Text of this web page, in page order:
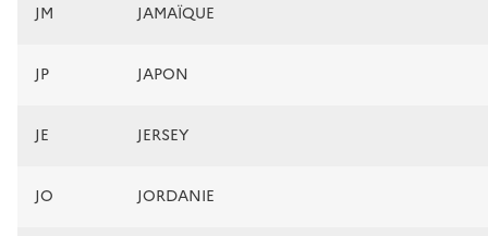
JM JAMAÏQUE
JP JAPON
JE JERSEY
JO JORDANIE